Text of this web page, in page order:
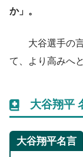
か」。
大谷選手の言
て、より高みへ
大谷翔平
大谷翔平名言